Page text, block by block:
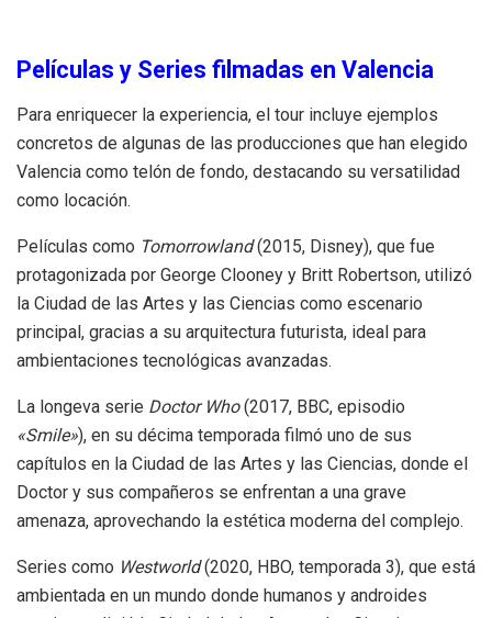
Películas y Series filmadas en Valencia
Para enriquecer la experiencia, el tour incluye ejemplos
concretos de algunas de las producciones que han elegido
Valencia como telón de fondo, destacando su versatilidad
como locación.
Películas como Tomorrowland(2015, Disney), que fue
protagonizada por George Clooney y Britt Robertson, utilizó
la Ciudad de las Artes y las Ciencias como escenario
principal, gracias a su arquitectura futurista, ideal para
ambientaciones tecnológicas avanzadas.
La longeva serie Doctor Who(2017, BBC, episodio
«Smile»), en su décima temporada filmó uno de sus
capítulos en la Ciudad de las Artes y las Ciencias, donde el
Doctor y sus compañeros se enfrentan a una grave
amenaza, aprovechando la estética moderna del complejo.
Series como Westworld(2020, HBO, temporada 3), que está
ambientada en un mundo donde humanos y androides